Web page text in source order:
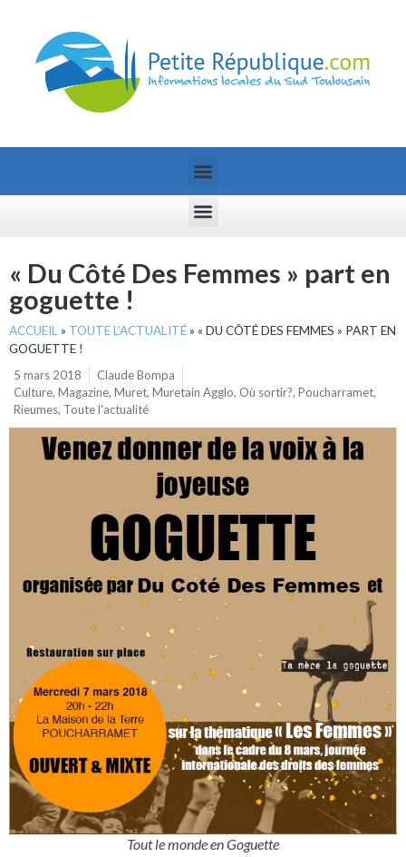
« Du Côté Des Femmes » part en
goguette !
ACCUEIL » TOUTE L’ACTUALITÉ» « DU CÔTÉ DES FEMMES » PART EN
GOGUETTE !
5 mars 2018
Claude Bompa
Culture, Magazine, Muret, Muretain Agglo, Où sortir?, Poucharramet,
Rieumes, Toute l'actualité
Tout le monde en Goguette